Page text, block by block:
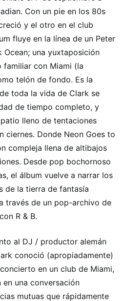
Con un pie en los 80s
y el otro en el club
fluye en la línea de un Peter
Ocean; una yuxtaposición
familiar con Miami (la
telón de fondo. Es la
toda la vida de Clark se
de tiempo completo, y
lleno de tentaciones
ciernes. Donde Neon Goes to
compleja llena de altibajos
Desde pop bochornoso
el álbum vuelve a narrar los
de la tierra de fantasía
través de un pop-archivo de
R & B.
al DJ / productor alemán
conoció (apropiadamente)
en un club de Miami,
una conversación
mutuas que rápidamente